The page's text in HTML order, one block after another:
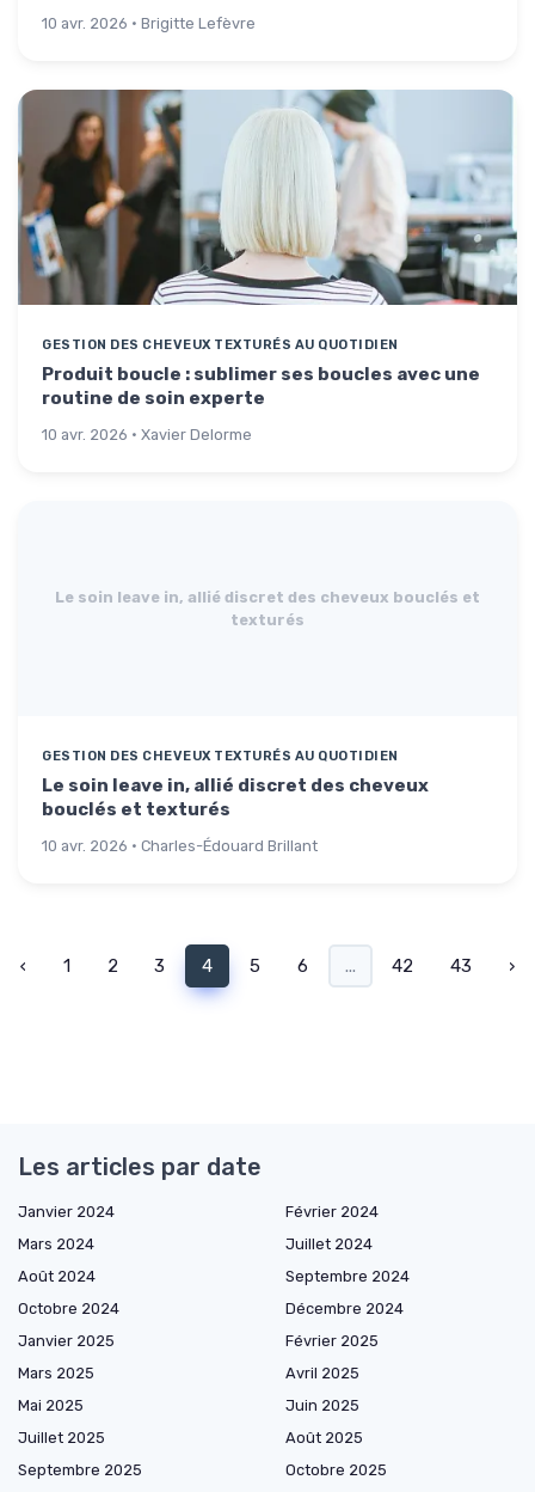
10 avr. 2026 · Brigitte Lefèvre
GESTION DES CHEVEUX TEXTURÉS AU QUOTIDIEN
Produit boucle : sublimer ses boucles avec une
routine de soin experte
10 avr. 2026 · Xavier Delorme
Le soin leave in, allié discret des cheveux bouclés et
texturés
GESTION DES CHEVEUX TEXTURÉS AU QUOTIDIEN
Le soin leave in, allié discret des cheveux
bouclés et texturés
10 avr. 2026 · Charles-Édouard Brillant
‹ 1 2 3 4 5 6 ... 42 43 ›
Les articles par date
Janvier 2024
Février 2024
Mars 2024
Juillet 2024
Août 2024
Septembre 2024
Octobre 2024
Décembre 2024
Janvier 2025
Février 2025
Mars 2025
Avril 2025
Mai 2025
Juin 2025
Juillet 2025
Août 2025
Septembre 2025
Octobre 2025